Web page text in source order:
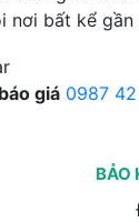
nơi bất kể gần
giá 0987
BẢO